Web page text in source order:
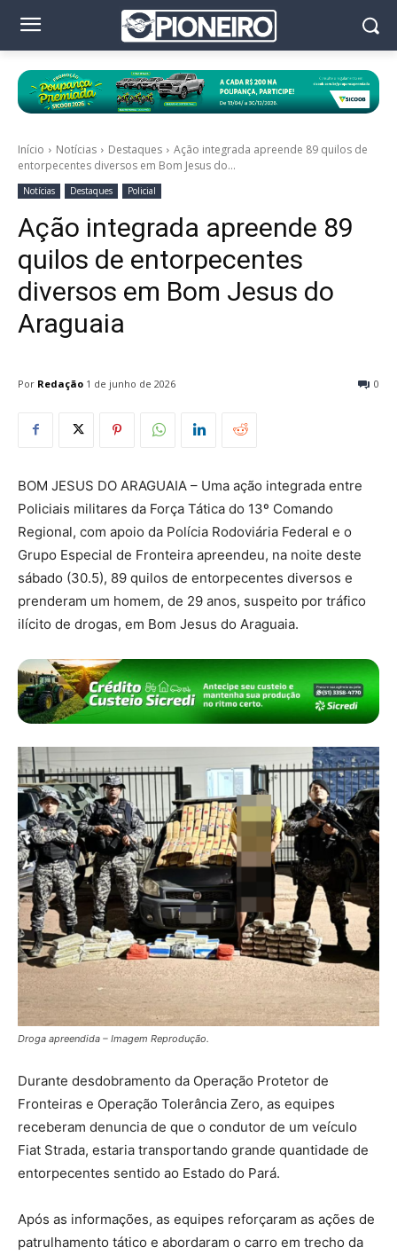
Início Notícias Destaques
Ação integrada apreende 89 quilos de
entorpecentes diversos em Bom Jesus do...
Notícias Destaques Policial
Ação integrada apreende 89
quilos de entorpecentes
diversos em Bom Jesus do
Araguaia
Por Redação 0
1 de junho de 2026
BOM JESUS DO ARAGUAIA – Uma ação integrada entre
Policiais militares da Força Tática do 13º Comando
Regional, com apoio da Polícia Rodoviária Federal e o
Grupo Especial de Fronteira apreendeu, na noite deste
sábado (30.5), 89 quilos de entorpecentes diversos e
prenderam um homem, de 29 anos, suspeito por tráfico
ilícito de drogas, em Bom Jesus do Araguaia.
Droga apreendida – Imagem Reprodução.
Durante desdobramento da Operação Protetor de
Fronteiras e Operação Tolerância Zero, as equipes
receberam denuncia de que o condutor de um veículo
Fiat Strada, estaria transportando grande quantidade de
entorpecentes sentido ao Estado do Pará.
Após as informações, as equipes reforçaram as ações de
patrulhamento tático e abordaram o carro em trecho da